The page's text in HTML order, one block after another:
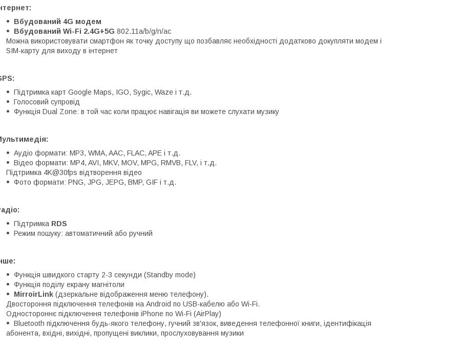
Вбудований 4G модем
Вбудований Wi-Fi 2.4G+5G 802.11a/b/g/n/ac
Можна використовувати смартфон як точку доступу що позбавляє необхідності додатково докупляти модем і
SIM-карту для виходу в інтернет
Підтримка карт Google Maps, IGO, Sygic, Waze і т.д.
Голосовий супровід
Функція Dual Zone: в той час коли працює навігація ви можете слухати музику
Аудіо формати: MP3, WMA, AAC, FLAC, APE і т.д.
Відео формати: MP4, AVI, MKV, MOV, MPG, RMVB, FLV, і т.д.
Підтримка 4K@30fps відтворення відео
Фото формати: PNG, JPG, JEPG, BMP, GIF і т.д.
Підтримка RDS
Режим пошуку: автоматичний або ручний
Функція швидкого старту 2-3 секунди (Standby mode)
Функція поділу екрану магнітоли
MirroirLink (дзеркальне відображення меню телефону).
Двостороння підключення телефонів на Android по USB-кабелю або Wi-Fi.
Одностороннє підключення телефонів iPhone по Wi-Fi (AirPlay)
Bluetooth підключення будь-якого телефону, гучний зв'язок, виведення телефонної книги, ідентифікація
абонента, вхідні, вихідні, пропущені виклики, прослуховування музики